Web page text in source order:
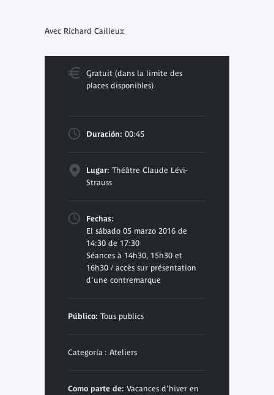
Avec Richard Cailleux
Gratuit (dans la limite des
places disponibles)
Duración: 00:45
Lugar: Théâtre Claude Lévi-
Strauss
Fechas:
El sábado 05 marzo 2016 de
14:30 de 17:30
Séances à 14h30, 15h30 et
16h30 / accès sur présentation
d'une contremarque
Público: Tous publics
Categoría : Ateliers
Como parte de: Vacances d'hiver en